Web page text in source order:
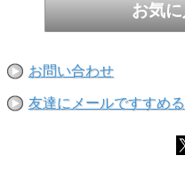
お問い合わせ
友達にメールですすめる